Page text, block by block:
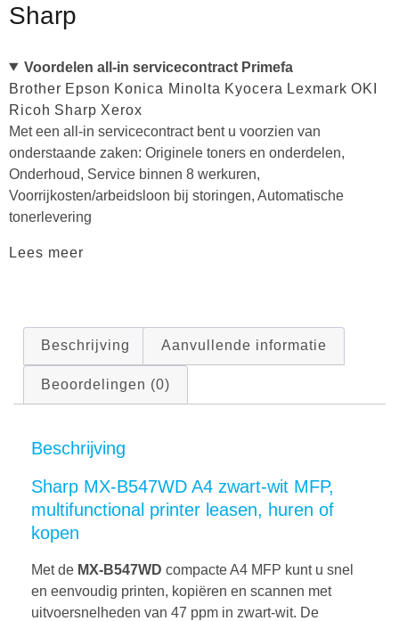
Sharp
Voordelen all-in servicecontract Primefa
Brother Epson Konica Minolta Kyocera Lexmark OKI
Ricoh Sharp Xerox
Met een all-in servicecontract bent u voorzien van
onderstaande zaken: Originele toners en onderdelen,
Onderhoud, Service binnen 8 werkuren,
Voorrijkosten/arbeidsloon bij storingen, Automatische
tonerlevering
Lees meer
Beschrijving Aanvullende informatie
Beoordelingen (0)
Beschrijving
Sharp MX-B547WD A4 zwart-wit MFP,
multifunctional printer leasen, huren of
kopen
Met de MX-B547WD compacte A4 MFP kunt u snel
en eenvoudig printen, kopiëren en scannen met
uitvoersnelheden van 47 ppm in zwart-wit. De